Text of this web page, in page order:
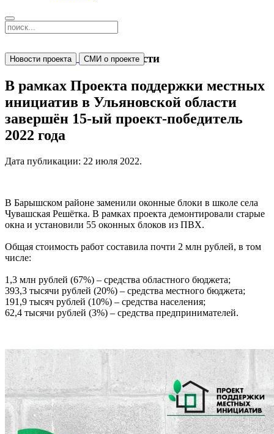
Новости
Новости проекта СМИ о проекте
В рамках Проекта поддержки местных
инициатив в Ульяновской области
завершён 15-ый проект-победитель
2022 года
Дата публикации: 22 июля 2022.
В Барышском районе заменили оконные блоки в школе села
Чувашская Решётка. В рамках проекта демонтировали старые
окна и установили 55 оконных блоков из ПВХ.
Общая стоимость работ составила почти 2 млн рублей, в том
числе:
1,3 млн рублей (67%) – средства областного бюджета;
393,3 тысячи рублей (20%) – средства местного бюджета;
191,9 тысяч рублей (10%) – средства населения;
62,4 тысячи рублей (3%) – средства предпринимателей.